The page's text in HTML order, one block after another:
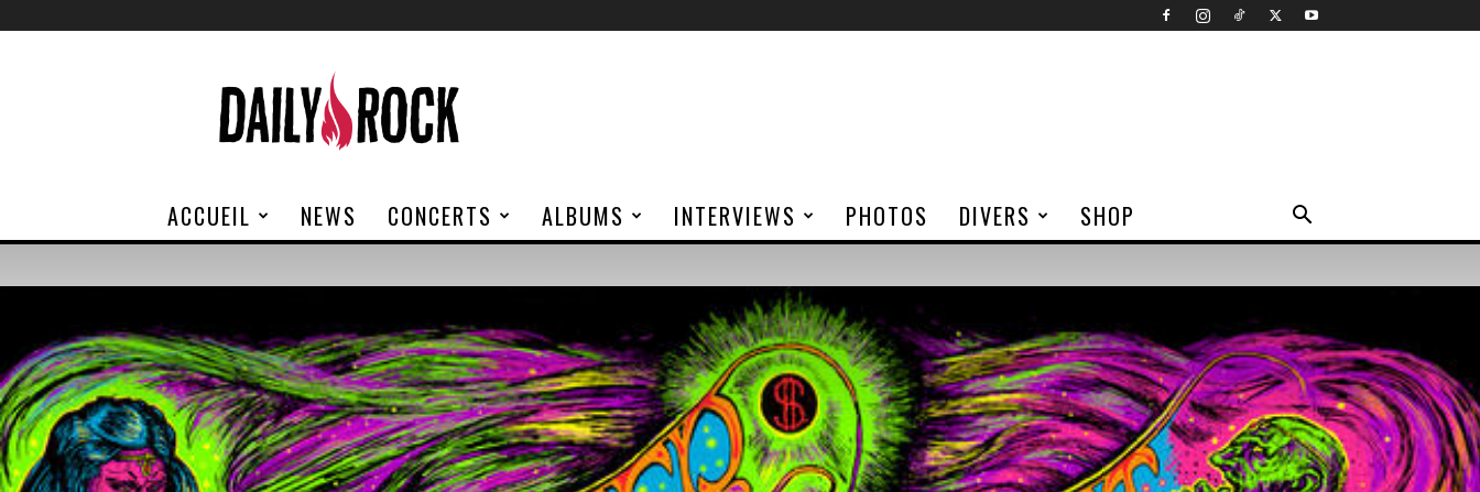
Rock
ACCUEIL NEWS CONCERTS ALBUMS INTERVIEWS PHOTOS DIVERS SHOP